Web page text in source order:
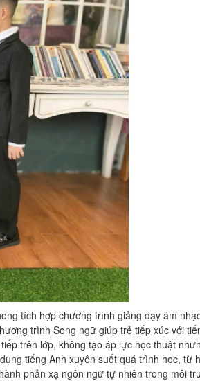
tích hợp chương trình giảng dạy âm
trình Song ngữ giúp trẻ tiếp xúc với
trên lớp, không tạo áp lực học thuật
tiếng Anh xuyên suốt quá trình học, từ
phản xạ ngôn ngữ tự nhiên trong môi